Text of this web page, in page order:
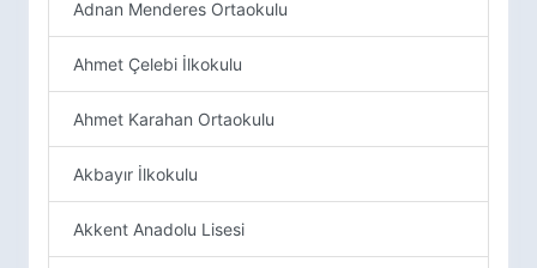
Adnan Menderes Ortaokulu
Ahmet Çelebi İlkokulu
Ahmet Karahan Ortaokulu
Akbayır İlkokulu
Akkent Anadolu Lisesi